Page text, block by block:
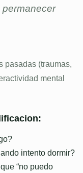
pasadas (traumas,
mental
intento dormir?
“no puedo